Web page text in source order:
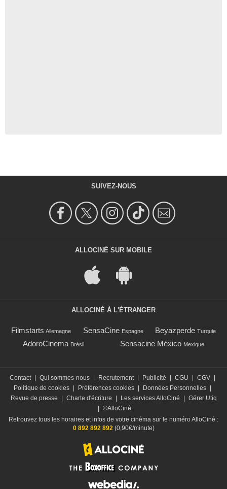
SUIVEZ-NOUS
ALLOCINÉ SUR MOBILE
ALLOCINÉ À L'ÉTRANGER
Filmstarts Allemagne SensaCine Espagne Beyazperde Turquie
AdoroCinema Brésil Sensacine México Mexique
Contact Qui sommes-nous Recrutement Publicité CGU CGV
Politique de cookies
Préférences cookies Données Personnelles
Revue de presse
Charte d'écriture Les services AlloCiné
Gérer Utiq
©AlloCiné
Retrouvez tous les horaires et infos de votre cinéma sur le numéro AlloCiné :
0 892 892 892(0,90€/minute)